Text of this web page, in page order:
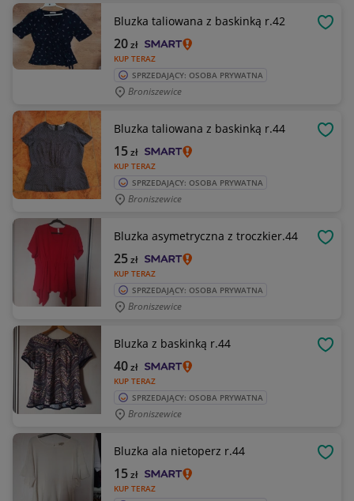
Bluzka taliowana z baskinką r.42
KUP TERAZ
20zł
SPRZEDAJĄCY: OSOBA PRYWATNA
Broniszewice
Bluzka taliowana z baskinką r.44
KUP TERAZ
15zł
SPRZEDAJĄCY: OSOBA PRYWATNA
Broniszewice
Bluzka asymetryczna z troczkier.44
KUP TERAZ
25zł
SPRZEDAJĄCY: OSOBA PRYWATNA
Broniszewice
Bluzka z baskinką r.44
KUP TERAZ
40zł
SPRZEDAJĄCY: OSOBA PRYWATNA
Broniszewice
Bluzka ala nietoperz r.44
KUP TERAZ
15zł